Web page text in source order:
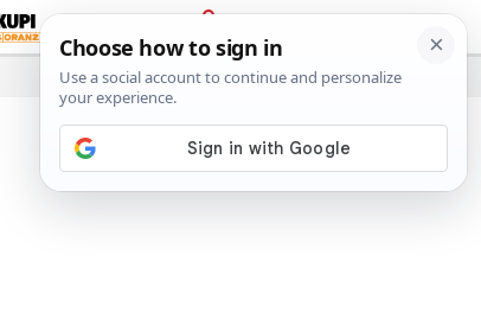
PRIJAVA